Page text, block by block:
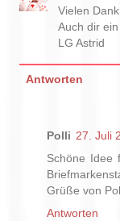
Vielen
Auch dir
LG Astrid
Antworten
Polli 27. Juli
Schöne Idee
Grüße von
Antworten